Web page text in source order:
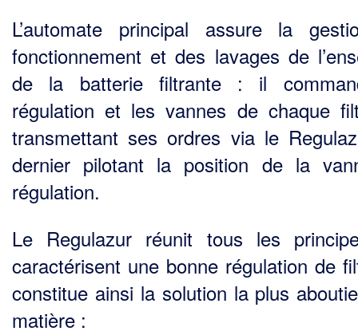
L’automate principal assure la
fonctionnement et des lavages de
de la batterie filtrante : il
régulation et les vannes de chaque
transmettant ses ordres via le
dernier pilotant la position de la
régulation.
Le Regulazur réunit tous les
caractérisent une bonne régulation de
constitue ainsi la solution la plus
matière :